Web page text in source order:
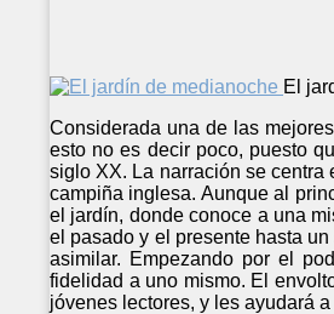
El
Considerada una de las
esto no es decir poco, puesto
siglo XX. La narración se centra
campiña inglesa. Aunque al
el jardín, donde conoce a una
el pasado y el presente hasta
asimilar. Empezando por el
fidelidad a uno mismo. El
jóvenes lectores, y les ayudará